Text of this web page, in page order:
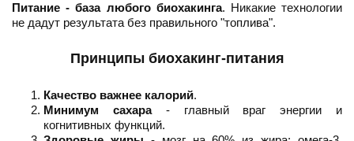
Питание - база любого биохакинга. Никакие технологии
не дадут результата без правильного "топлива".
Принципы биохакинг-питания
Качество важнее калорий.
Минимум сахара- главный враг энергии и
когнитивных функций.